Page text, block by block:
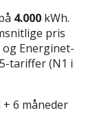
4.000 kWh.
pris
Energinet-
tariffer (N1 i
6 måneder